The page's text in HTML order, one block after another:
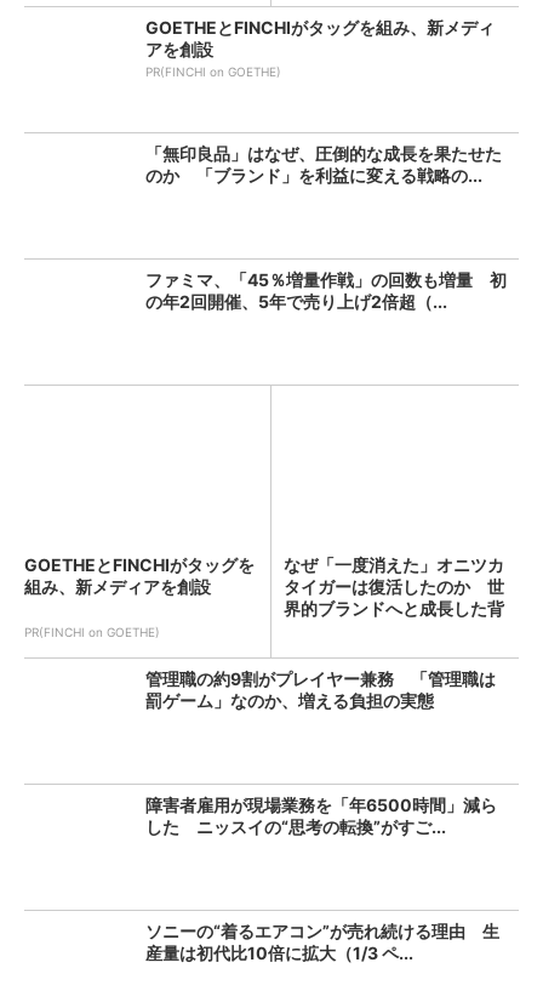
GOETHEとFINCHIがタッグを組み、新メディ
アを創設
PR(FINCHI on GOETHE)
「無印良品」はなぜ、圧倒的な成長を果たせた
のか 「ブランド」を利益に変える戦略の...
ファミマ、「45％増量作戦」の回数も増量 初
の年2回開催、5年で売り上げ2倍超（...
GOETHEとFINCHIがタッグを
組み、新メディアを創設
PR(FINCHI on GOETHE)
なぜ「一度消えた」オニツカ
タイガーは復活したのか 世
界的ブランドへと成長した背
管理職の約9割がプレイヤー兼務 「管理職は
罰ゲーム」なのか、増える負担の実態
障害者雇用が現場業務を「年6500時間」減ら
した ニッスイの“思考の転換”がすご...
ソニーの“着るエアコン”が売れ続ける理由 生
産量は初代比10倍に拡大（1/3 ペ...